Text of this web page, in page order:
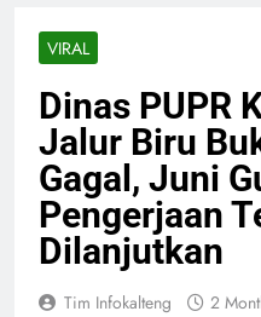
VIRAL
Dinas PUPR
Jalur Biru
Gagal, Juni
Pengerjaan
Dilanjutkan
Tim Infokalteng 2